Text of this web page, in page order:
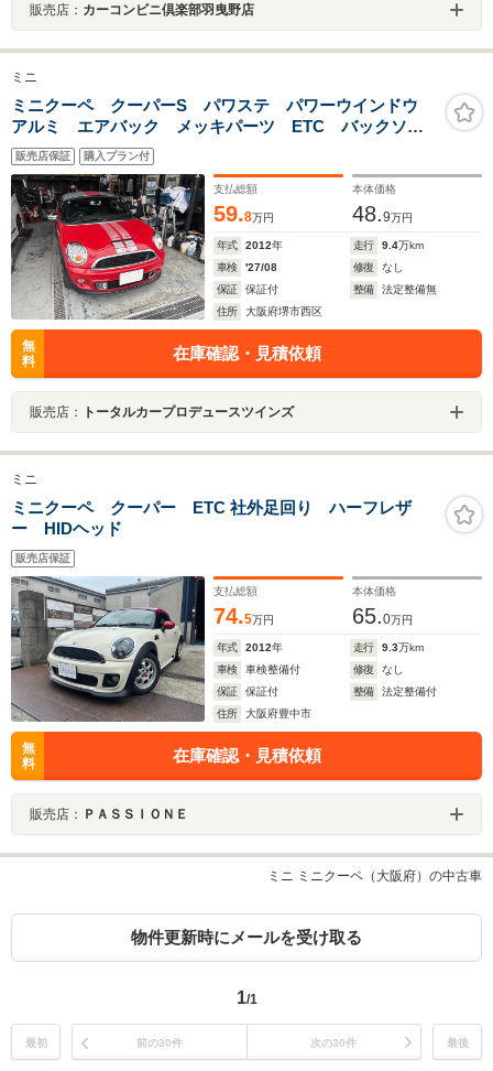
販売店： カーコンビニ倶楽部羽曳野店
ミニ
ミニクーペ クーパーS パワステ パワーウインドウ
アルミ エアバック メッキパーツ ETC バックソナ
ー 点検記録簿付 ユーザー買取車
販売店保証 購入プラン付
支払総額
59.8万円
本体価格
48.9万円
年式 2012年 走行 9.4万km
車検
'27/08 修復
なし
保証
保証付 整備
法定整備無
住所
大阪府堺市西区
無
料
在庫確認・見積依頼
販売店： トータルカープロデュースツインズ
ミニ
ミニクーペ クーパー ETC 社外足回り ハーフレザ
ー HIDヘッド
販売店保証
支払総額
74.5万円
本体価格
65.0万円
年式 2012年 走行 9.3万km
車検
車検整備付 修復
なし
保証
保証付 整備
法定整備付
住所
大阪府豊中市
無
料
在庫確認・見積依頼
販売店： ＰＡＳＳＩＯＮＥ
ミニ ミニクーペ（大阪府）の中古車
物件更新時にメールを受け取る
1/1
最初 前の30件 次の30件 最後